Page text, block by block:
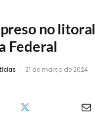
no
Federal
21 de março de 2024